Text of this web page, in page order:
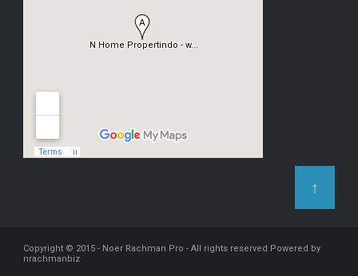
↑
Copyright © 2015 - Noer Rachman Pro - All rights reserved Powered by
nrachmanbiz